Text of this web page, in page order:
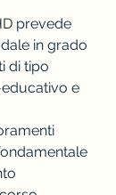
prevede
in grado
di tipo
e